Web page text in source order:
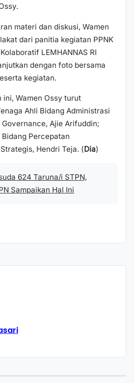
materi dan diskusi, Wamen
dari panitia kegiatan PPNK
LEMHANNAS RI
dengan foto bersama
kegiatan.
ini, Wamen Ossy turut
Ahli Bidang Administrasi
Governance, Ajie Arifuddin;
Percepatan
Hendri Teja. (Dia)
624 Taruna/i STPN,
Sampaikan Hal Ini